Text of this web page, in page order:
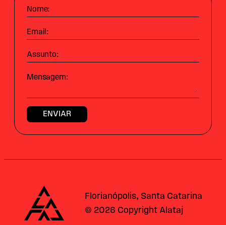
Nome:
Email:
Assunto:
Mensagem:
Alataj
Florianópolis, Santa Catarina
© 2026 Copyright Alataj